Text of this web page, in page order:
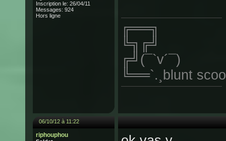
Inscription le: 26/04/11
Messages: 924
Hors ligne
╔══╗
╚╗╔╝
╔╝(¯`v´¯)
╚══`.¸blunt
06/10/12 à 11:22
riphouphou